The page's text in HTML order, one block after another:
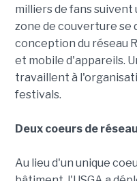
milliers de fans suivent
zone de couverture se
conception du réseau
et mobile d'appareils.
travaillent à
festivals.
Deux coeurs de
Au lieu d'un unique